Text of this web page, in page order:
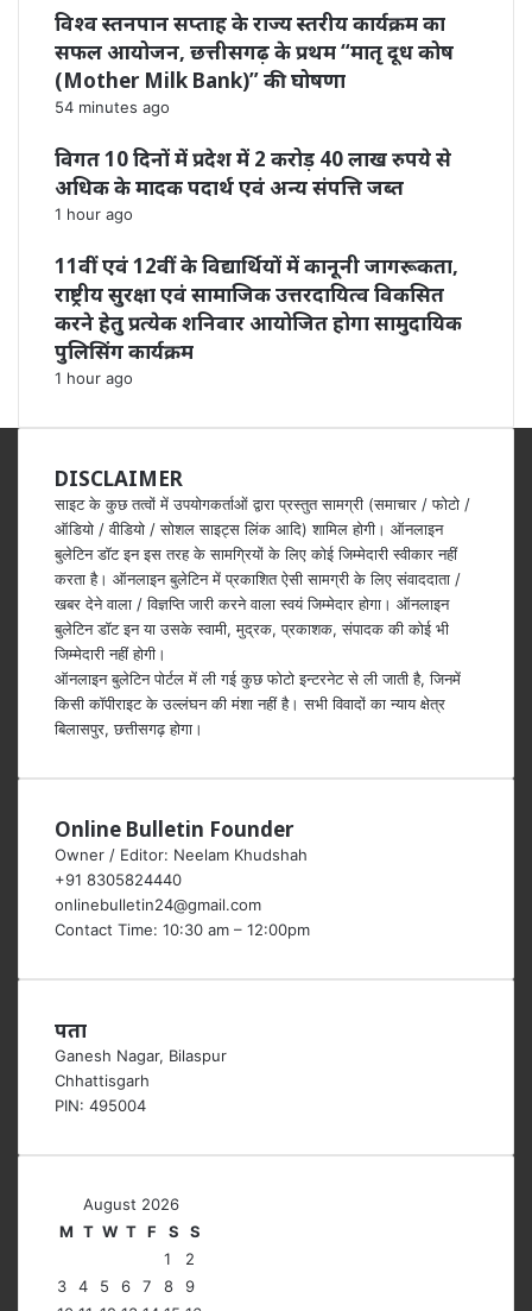
विश्व स्तनपान सप्ताह के राज्य स्तरीय कार्यक्रम का
सफल आयोजन, छत्तीसगढ़ के प्रथम “मातृ दूध कोष
(Mother Milk Bank)” की घोषणा
54 minutes ago
विगत 10 दिनों में प्रदेश में 2 करोड़ 40 लाख रुपये से
अधिक के मादक पदार्थ एवं अन्य संपत्ति जब्त
1 hour ago
11वीं एवं 12वीं के विद्यार्थियों में कानूनी जागरूकता,
राष्ट्रीय सुरक्षा एवं सामाजिक उत्तरदायित्व विकसित
करने हेतु प्रत्येक शनिवार आयोजित होगा सामुदायिक
पुलिसिंग कार्यक्रम
1 hour ago
DISCLAIMER
साइट के कुछ तत्वों में उपयोगकर्ताओं द्वारा प्रस्तुत सामग्री (समाचार / फोटो /
ऑडियो / वीडियो / सोशल साइट्स लिंक आदि) शामिल होगी। ऑनलाइन
बुलेटिन डॉट इन इस तरह के सामग्रियों के लिए कोई जिम्मेदारी स्वीकार नहीं
करता है। ऑनलाइन बुलेटिन में प्रकाशित ऐसी सामग्री के लिए संवाददाता /
खबर देने वाला / विज्ञप्ति जारी करने वाला स्वयं जिम्मेदार होगा। ऑनलाइन
बुलेटिन डॉट इन या उसके स्वामी, मुद्रक, प्रकाशक, संपादक की कोई भी
जिम्मेदारी नहीं होगी।
ऑनलाइन बुलेटिन पोर्टल में ली गई कुछ फोटो इन्टरनेट से ली जाती है, जिनमें
किसी कॉपीराइट के उल्लंघन की मंशा नहीं है। सभी विवादों का न्याय क्षेत्र
बिलासपुर, छत्तीसगढ़ होगा।
Online Bulletin Founder
Owner / Editor: Neelam Khudshah
+91 8305824440
onlinebulletin24@gmail.com
Contact Time: 10:30 am – 12:00pm
पता
Ganesh Nagar, Bilaspur
Chhattisgarh
PIN: 495004
August 2026
M T W T F S
S
1
2
3
4 5 6 7 8
9